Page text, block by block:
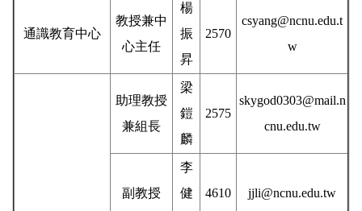
通識教育中心
教授兼中
心主任
楊
振
昇
2570
csyang@ncnu.edu.t
w
助理教授
兼組長
梁
鎧
麟
2575
skygod0303@mail.n
cnu.edu.tw
副教授
李
健
4610 jjli@ncnu.edu.tw